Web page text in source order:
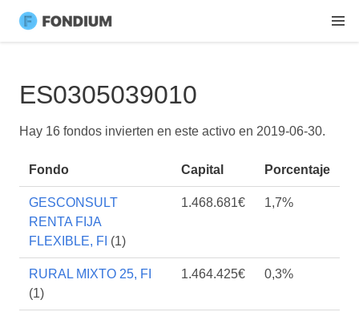
ES0305039010
Hay 16 fondos invierten en este activo en 2019-06-30.
Fondo Capital Porcentaje
GESCONSULT
RENTA FIJA
FLEXIBLE, FI (1)
1.468.681€ 1,7%
RURAL MIXTO 25, FI
(1)
1.464.425€ 0,3%